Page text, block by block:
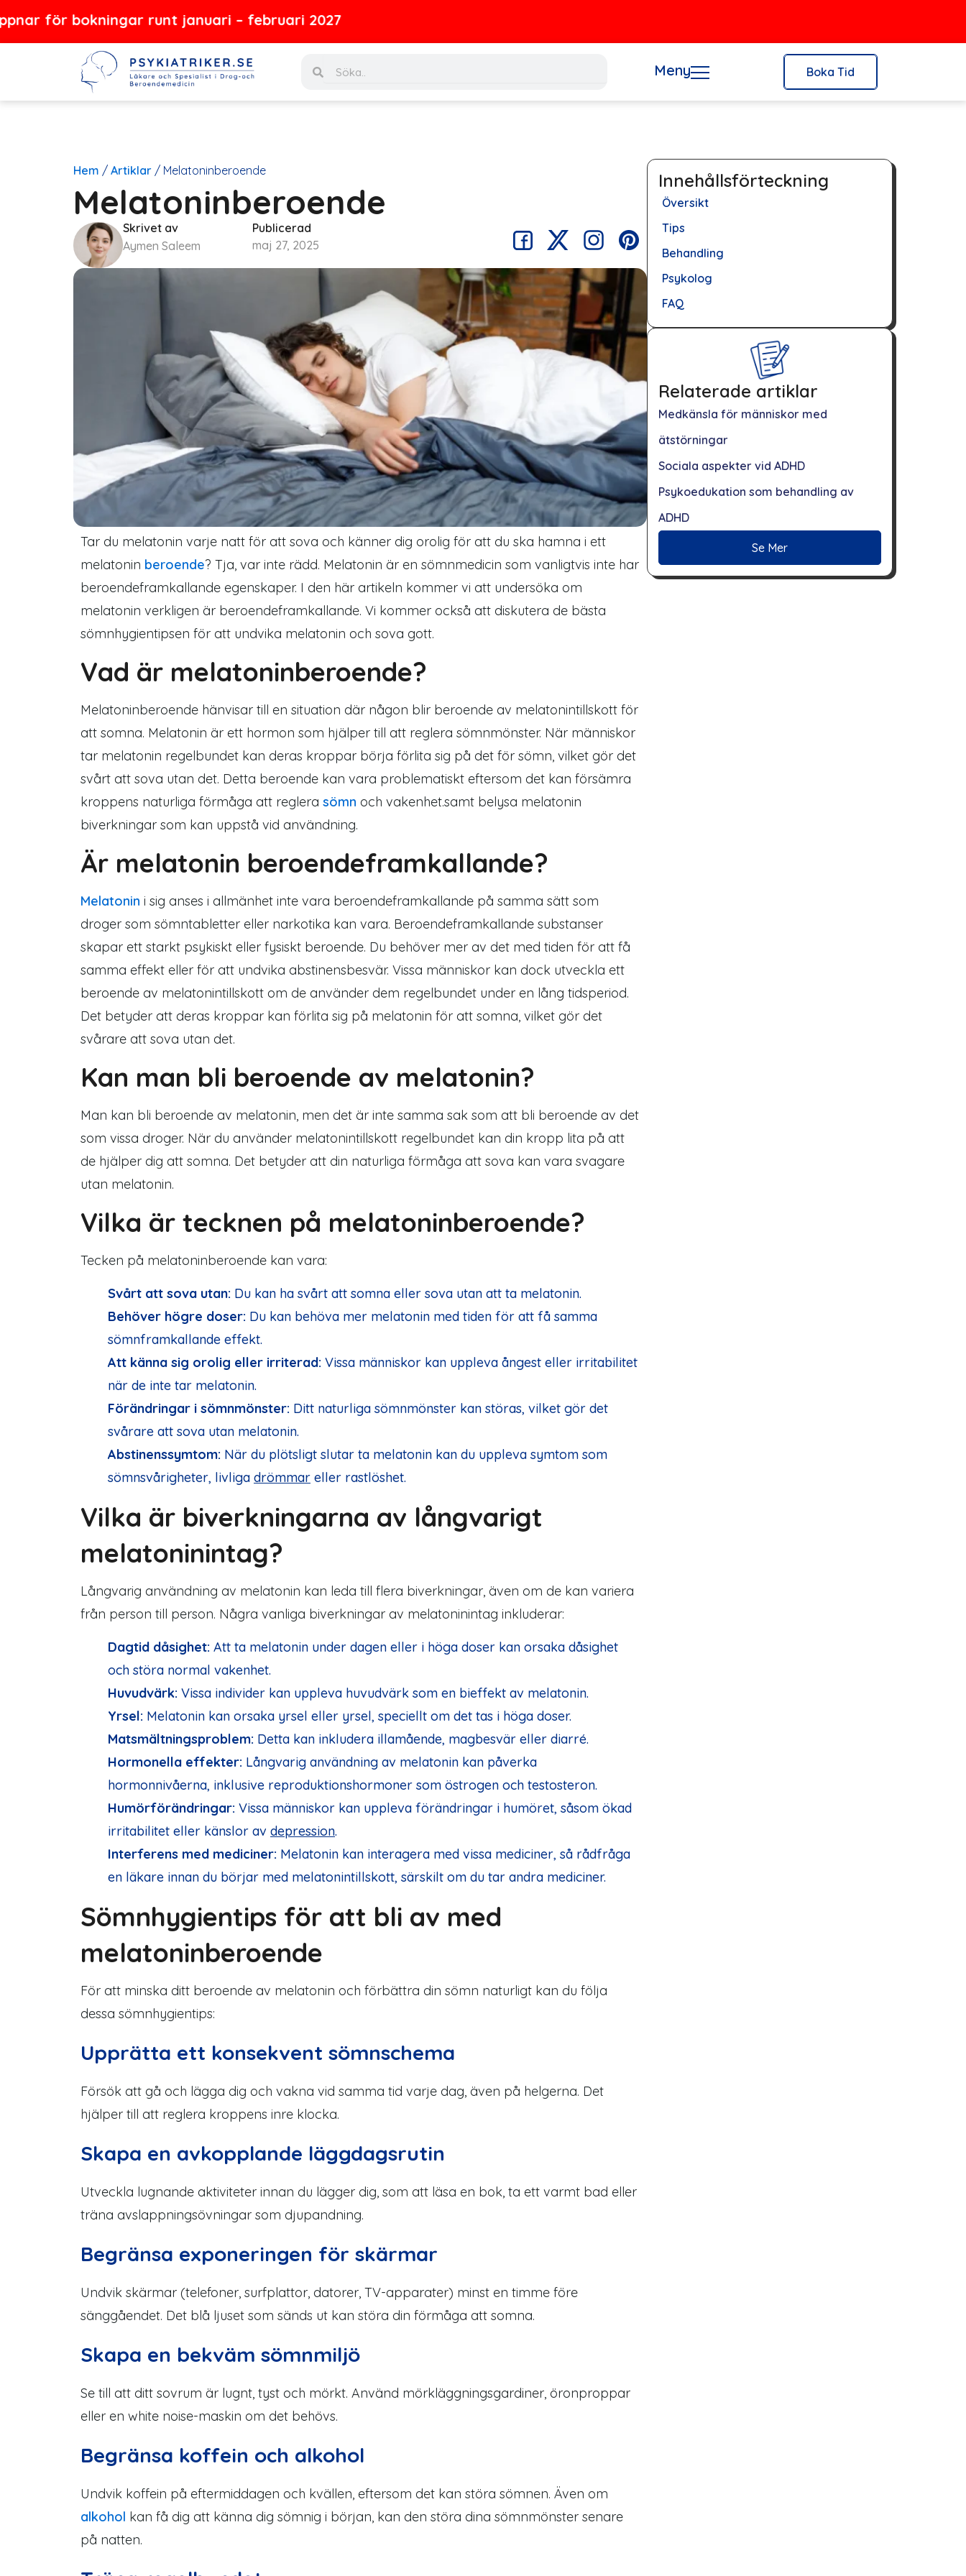
runt januari – februari 2027
Meny Boka Tid
Hem / Artiklar / Melatoninberoende
Melatoninberoende
Skrivet av
Aymen Saleem
Publicerad
maj 27, 2025
Tar du melatonin varje natt för att sova och känner dig orolig för att du ska hamna i ett
melatonin beroende? Tja, var inte rädd. Melatonin är en sömnmedicin som vanligtvis inte har
beroendeframkallande egenskaper. I den här artikeln kommer vi att undersöka om
melatonin verkligen är beroendeframkallande. Vi kommer också att diskutera de bästa
sömnhygientipsen för att undvika melatonin och sova gott.
Vad är melatoninberoende?
Melatoninberoende hänvisar till en situation där någon blir beroende av melatonintillskott för
att somna. Melatonin är ett hormon som hjälper till att reglera sömnmönster. När människor
tar melatonin regelbundet kan deras kroppar börja förlita sig på det för sömn, vilket gör det
svårt att sova utan det. Detta beroende kan vara problematiskt eftersom det kan försämra
kroppens naturliga förmåga att reglera sömn och vakenhet.samt belysa melatonin
biverkningar som kan uppstå vid användning.
Är melatonin beroendeframkallande?
Melatonin i sig anses i allmänhet inte vara beroendeframkallande på samma sätt som
droger som sömntabletter eller narkotika kan vara. Beroendeframkallande substanser
skapar ett starkt psykiskt eller fysiskt beroende. Du behöver mer av det med tiden för att få
samma effekt eller för att undvika abstinensbesvär. Vissa människor kan dock utveckla ett
beroende av melatonintillskott om de använder dem regelbundet under en lång tidsperiod.
Det betyder att deras kroppar kan förlita sig på melatonin för att somna, vilket gör det
svårare att sova utan det.
Kan man bli beroende av melatonin?
Man kan bli beroende av melatonin, men det är inte samma sak som att bli beroende av det
som vissa droger. När du använder melatonintillskott regelbundet kan din kropp lita på att
de hjälper dig att somna. Det betyder att din naturliga förmåga att sova kan vara svagare
utan melatonin.
Vilka är tecknen på melatoninberoende?
Tecken på melatoninberoende kan vara:
Svårt att sova utan: Du kan ha svårt att somna eller sova utan att ta melatonin.
Behöver högre doser: Du kan behöva mer melatonin med tiden för att få samma
sömnframkallande effekt.
Att känna sig orolig eller irriterad: Vissa människor kan uppleva ångest eller irritabilitet
när de inte tar melatonin.
Förändringar i sömnmönster: Ditt naturliga sömnmönster kan störas, vilket gör det
svårare att sova utan melatonin.
Abstinenssymtom: När du plötsligt slutar ta melatonin kan du uppleva symtom som
sömnsvårigheter, livliga drömmar eller rastlöshet.
Vilka är biverkningarna av långvarigt
melatoninintag?
Långvarig användning av melatonin kan leda till flera biverkningar, även om de kan variera
från person till person. Några vanliga biverkningar av melatoninintag inkluderar:
Dagtid dåsighet: Att ta melatonin under dagen eller i höga doser kan orsaka dåsighet
och störa normal vakenhet.
Huvudvärk: Vissa individer kan uppleva huvudvärk som en bieffekt av melatonin.
Yrsel: Melatonin kan orsaka yrsel eller yrsel, speciellt om det tas i höga doser.
Matsmältningsproblem: Detta kan inkludera illamående, magbesvär eller diarré.
Hormonella effekter: Långvarig användning av melatonin kan påverka
hormonnivåerna, inklusive reproduktionshormoner som östrogen och testosteron.
Humörförändringar: Vissa människor kan uppleva förändringar i humöret, såsom ökad
irritabilitet eller känslor av depression.
Interferens med mediciner: Melatonin kan interagera med vissa mediciner, så rådfråga
en läkare innan du börjar med melatonintillskott, särskilt om du tar andra mediciner.
Sömnhygientips för att bli av med
melatoninberoende
För att minska ditt beroende av melatonin och förbättra din sömn naturligt kan du följa
dessa sömnhygientips:
Upprätta ett konsekvent sömnschema
Försök att gå och lägga dig och vakna vid samma tid varje dag, även på helgerna. Det
hjälper till att reglera kroppens inre klocka.
Skapa en avkopplande läggdagsrutin
Utveckla lugnande aktiviteter innan du lägger dig, som att läsa en bok, ta ett varmt bad eller
träna avslappningsövningar som djupandning.
Begränsa exponeringen för skärmar
Undvik skärmar (telefoner, surfplattor, datorer, TV-apparater) minst en timme före
sänggåendet. Det blå ljuset som sänds ut kan störa din förmåga att somna.
Skapa en bekväm sömnmiljö
Se till att ditt sovrum är lugnt, tyst och mörkt. Använd mörkläggningsgardiner, öronproppar
eller en white noise-maskin om det behövs.
Begränsa koffein och alkohol
Undvik koffein på eftermiddagen och kvällen, eftersom det kan störa sömnen. Även om
alkohol kan få dig att känna dig sömnig i början, kan den störa dina sömnmönster senare
på natten.
Innehållsförteckning
Översikt
Tips
Behandling
Psykolog
FAQ
Relaterade artiklar
Medkänsla för människor med
ätstörningar
Sociala aspekter vid ADHD
Psykoedukation som behandling av
ADHD
Se Mer